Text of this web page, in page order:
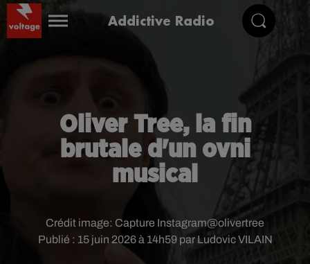
Addictive Radio
Oliver Tree, la fin
brutale d'un ovni
musical
Publié : 15 juin 2026 à 14h59 par Ludovic VILAIN
Crédit image: Capture Instagram@olivertree